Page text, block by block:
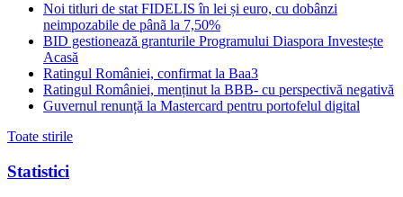
Noi titluri de stat FIDELIS în lei și euro, cu dobânzi
neimpozabile de pânã la 7,50%
BID gestionează granturile Programului Diaspora Investește
Acasă
Ratingul României, confirmat la Baa3
Ratingul României, menținut la BBB- cu perspectivă negativă
Guvernul renunță la Mastercard pentru portofelul digital
Toate stirile
Statistici